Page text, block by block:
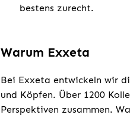
bestens zurecht.
Warum Exxeta
Bei Exxeta entwickeln wir
und Köpfen. Über 1200
Perspektiven zusammen.